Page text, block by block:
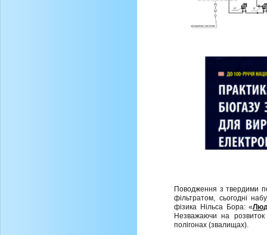
Поводження з твердими
фiльтратом, сьогоднi
фiзика Нiльса Бора: «
Незважаючи на
полiгонах (звалищах).